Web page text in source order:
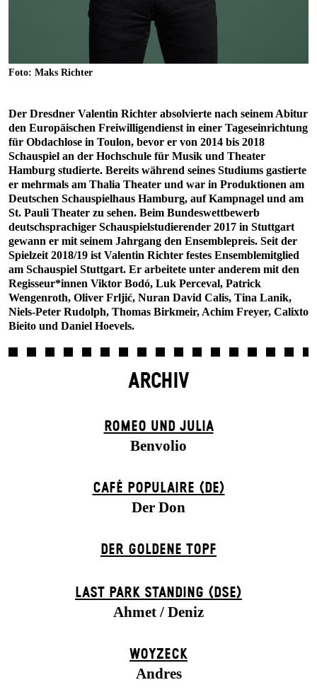
Foto: Maks Richter
Der Dresdner Valentin Richter absolvierte nach seinem Abitur
den Europäischen Freiwilligendienst in einer Tageseinrichtung
für Obdachlose in Toulon, bevor er von 2014 bis 2018
Schauspiel an der Hochschule für Musik und Theater
Hamburg studierte. Bereits während seines Studiums gastierte
er mehrmals am Thalia Theater und war in Produktionen am
Deutschen Schauspielhaus Hamburg, auf Kampnagel und am
St. Pauli Theater zu sehen. Beim Bundeswettbewerb
deutschsprachiger Schauspielstudierender 2017 in Stuttgart
gewann er mit seinem Jahrgang den Ensemblepreis. Seit der
Spielzeit 2018/19 ist Valentin Richter festes Ensemblemitglied
am Schauspiel Stuttgart. Er arbeitete unter anderem mit den
Regisseur*innen Viktor Bodó, Luk Perceval, Patrick
Wengenroth, Oliver Frljić, Nuran David Calis, Tina Lanik,
Niels-Peter Rudolph, Thomas Birkmeir, Achim Freyer, Calixto
Bieito und Daniel Hoevels.
ARCHIV
ROMEO UND JULIA
Benvolio
CAFÉ POPULAIRE (DE)
Der Don
DER GOLDENE TOPF
LAST PARK STANDING (DSE)
Ahmet / Deniz
WOYZECK
Andres